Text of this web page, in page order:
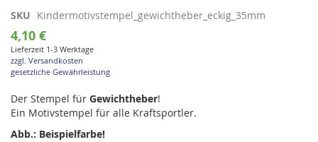
Zum
Anfang
der
Bildgalerie
springen
SKU Kindermotivstempel_gewichtheber_eckig_35mm
4,10 €
Lieferzeit 1-3 Werktage
zzgl. Versandkosten
gesetzliche Gewährleistung
Der Stempel für Gewichtheber!
Ein Motivstempel für alle Kraftsportler.
Abb.: Beispielfarbe!